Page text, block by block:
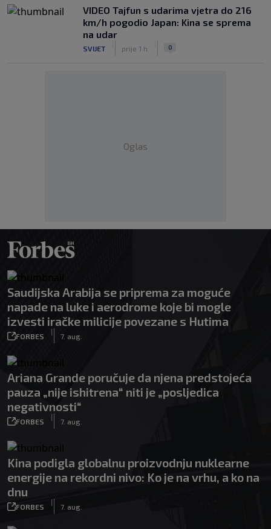
VIDEO Tajfun s udarima vjetra do 216
km/h pogodio Japan: Kina se sprema
na udar
SVIJET prije 1 h 0
Oglas
Saudijska Arabija se priprema za moguće
napade na luke i aerodrome koje bi mogle
izvesti iračke milicije povezane s Hutima
FORBES
|
7. aug.
Ariana Grande poručuje da njena predstojeća
pauza „nije ishitrena“ niti je „posljedica
negativnosti“
FORBES
|
7. aug.
Kina podigla globalnu proizvodnju nuklearne
energije na rekordni nivo: Ko je na vrhu, a ko na
dnu
FORBES
|
7. aug.